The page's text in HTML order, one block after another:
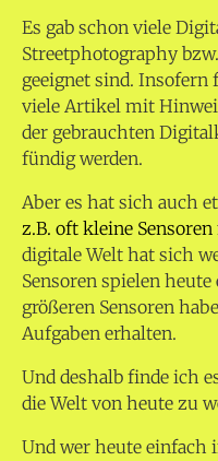
Es gab schon viele
Streetphotography
geeignet sind.
viele Artikel mit
der gebrauchten
fündig werden.
Aber es hat sich auch
z.B. oft kleine
digitale Welt hat sich
Sensoren spielen
größeren Sensoren
Aufgaben erhalten.
Und deshalb finde ich
die Welt von heute zu
Und wer heute einfach